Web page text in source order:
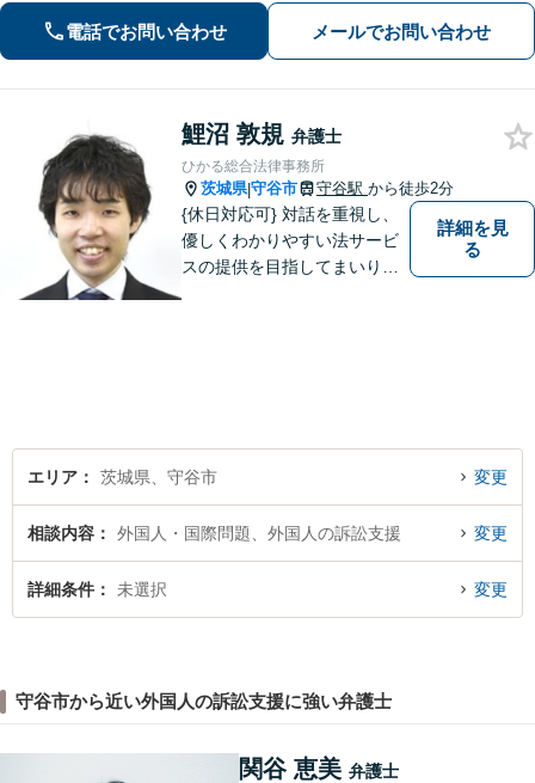
す。借金、遺言相続、離婚、企業法務
その他どんな相談でも受け付けます。
電話でお問い合わせ メールでお問い合わせ
鯉沼 敦規 弁護士
ひかる総合法律事務所
茨城県|守谷市 守谷駅 から徒歩2分
{休日対応可} 対話を重視し、
優しくわかりやすい法サービ
スの提供を目指してまいりま
詳細を見
る
エリア 茨城県、守谷市 変更
相談内容 外国人・国際問題、外国人の訴訟支援 変更
詳細条件 未選択 変更
守谷市から近い外国人の訴訟支援に強い弁護士
関谷 恵美 弁護士